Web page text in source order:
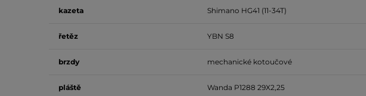
kazeta Shimano HG41 (11-34T)
řetěz YBN S8
brzdy mechanické kotoučové
pláště Wanda P1288 29X2,25